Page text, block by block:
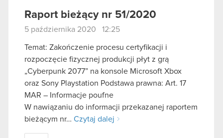
Raport bieżący nr 51/2020
5 października 2020 12:25
Temat: Zakończenie procesu certyfikacji i
rozpoczęcie fizycznej produkcji płyt z grą
„Cyberpunk 2077” na konsole Microsoft Xbox
oraz Sony Playstation Podstawa prawna: Art. 17
MAR – Informacje poufne
W nawiązaniu do informacji przekazanej raportem
bieżącym nr… Czytaj dalej